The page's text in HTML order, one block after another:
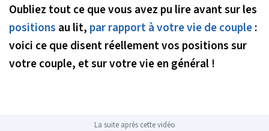
Oubliez tout ce que vous avez pu lire avant sur les
positions au lit, par rapport à votre vie de couple:
voici ce que disent réellement vos positions sur
votre couple, et sur votre vie en général !
La suite après cette vidéo